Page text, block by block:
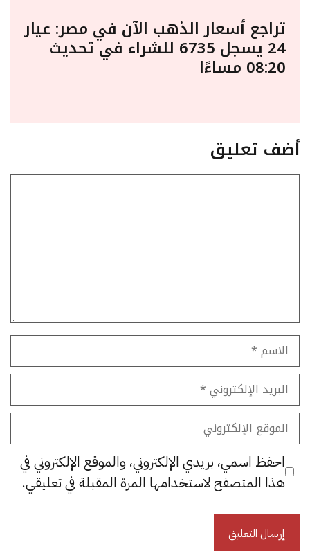
تراجع أسعار الذهب الآن في مصر: عيار
24 يسجل 6735 للشراء في تحديث
08:20 مساءًا
أضف تعليق
الاسم
البريد
الإلكتروني
الموقع
الإلكتروني
احفظ اسمي، بريدي الإلكتروني، والموقع الإلكتروني في
هذا المتصفح لاستخدامها المرة المقبلة في تعليقي.